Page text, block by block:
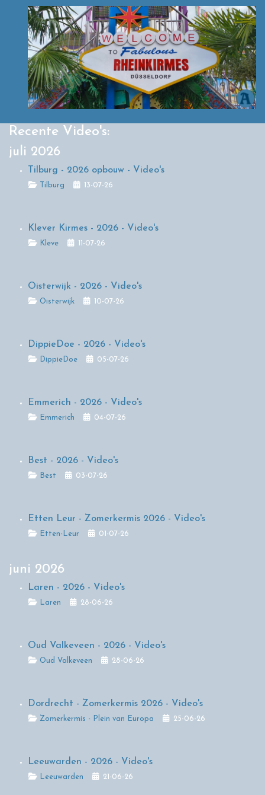
Recente Video's:
juli 2026
Tilburg - 2026 opbouw - Video's
Details
Tilburg 13-07-26
Klever Kirmes - 2026 - Video's
Details
Kleve 11-07-26
Oisterwijk - 2026 - Video's
DetailsOisterwijk 10-07-26
DippieDoe - 2026 - Video's
DetailsDippieDoe 05-07-26
Emmerich - 2026 - Video's
DetailsEmmerich 04-07-26
Best - 2026 - Video's
Details
Best 03-07-26
Etten Leur - Zomerkermis 2026 - Video's
DetailsEtten-Leur 01-07-26
juni 2026
Laren - 2026 - Video's
Details
Laren 28-06-26
Oud Valkeveen - 2026 - Video's
DetailsOud Valkeveen 28-06-26
Dordrecht - Zomerkermis 2026 - Video's
Details
Zomerkermis - Plein van Europa 25-06-26
Leeuwarden - 2026 - Video's
DetailsLeeuwarden 21-06-26